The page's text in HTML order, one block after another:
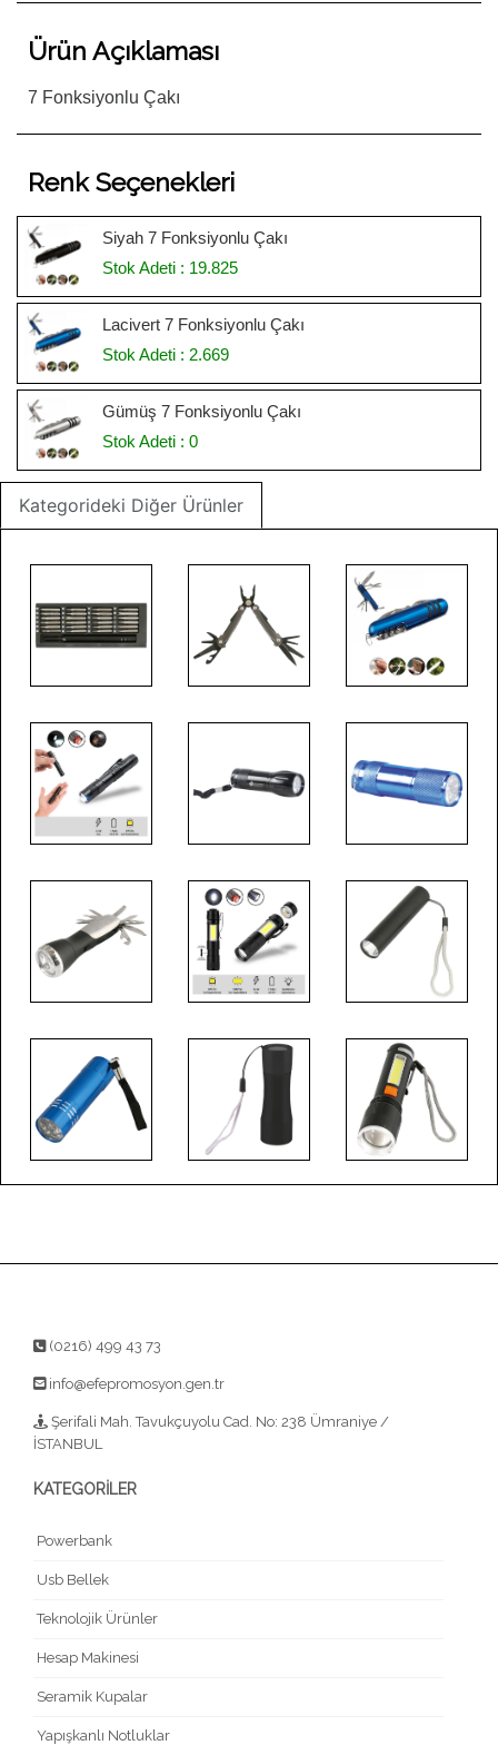
Ürün Açıklaması
7 Fonksiyonlu Çakı
Renk Seçenekleri
Siyah 7 Fonksiyonlu Çakı
Stok Adeti : 19.825
Lacivert 7 Fonksiyonlu Çakı
Stok Adeti : 2.669
Gümüş 7 Fonksiyonlu Çakı
Stok Adeti : 0
Kategorideki Diğer Ürünler
(0216) 499 43 73
info@efepromosyon.gen.tr
Şerifali Mah. Tavukçuyolu Cad. No: 238 Ümraniye /
İSTANBUL
KATEGORİLER
Powerbank
Usb Bellek
Teknolojik Ürünler
Hesap Makinesi
Seramik Kupalar
Yapışkanlı Notluklar